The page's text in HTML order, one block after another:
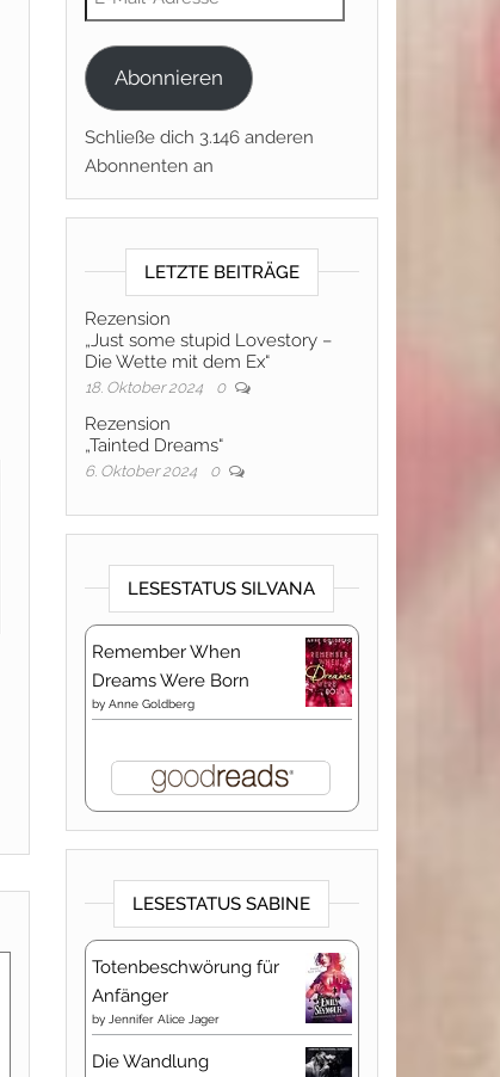
Abonnieren
Schließe dich 3.146 anderen
Abonnenten an
LETZTE BEITRÄGE
Rezension
„Just some stupid Lovestory –
Die Wette mit dem Ex“
18. Oktober 2024 0
Rezension
„Tainted Dreams“
6. Oktober 2024 0
LESESTATUS SILVANA
Remember When
Dreams Were Born
by Anne Goldberg
LESESTATUS SABINE
Totenbeschwörung für
Anfänger
by Jennifer Alice Jager
Die Wandlung